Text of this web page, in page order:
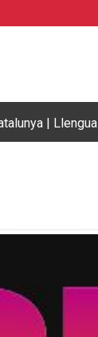
| Llengua